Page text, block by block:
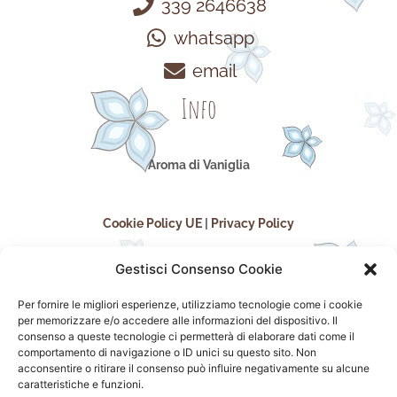
Gestisci Consenso Cookie
Per fornire le migliori esperienze, utilizziamo tecnologie come i cookie
per memorizzare e/o accedere alle informazioni del dispositivo. Il
consenso a queste tecnologie ci permetterà di elaborare dati come il
comportamento di navigazione o ID unici su questo sito. Non
acconsentire o ritirare il consenso può influire negativamente su alcune
caratteristiche e funzioni.
339 2646638
whatsapp
email
Info
Aroma di Vaniglia
Cookie Policy UE Privacy Policy
seguici sui social